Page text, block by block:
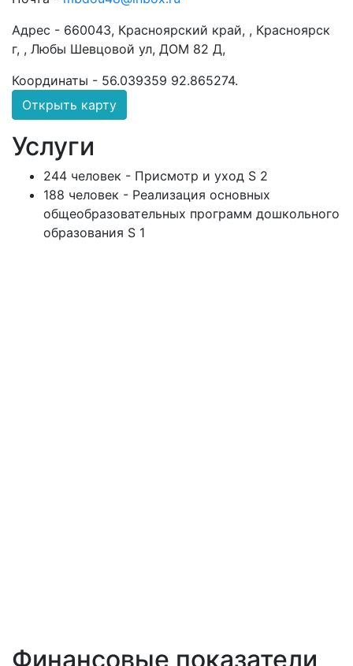
Адрес - 660043, Красноярский край, , Красноярск
г, , Любы Шевцовой ул, ДОМ 82 Д,
Координаты - 56.039359 92.865274.
Открыть карту
Услуги
244 человек - Присмотр и уход S 2
188 человек - Реализация основных
общеобразовательных программ дошкольного
образования S 1
Финансовые показатели